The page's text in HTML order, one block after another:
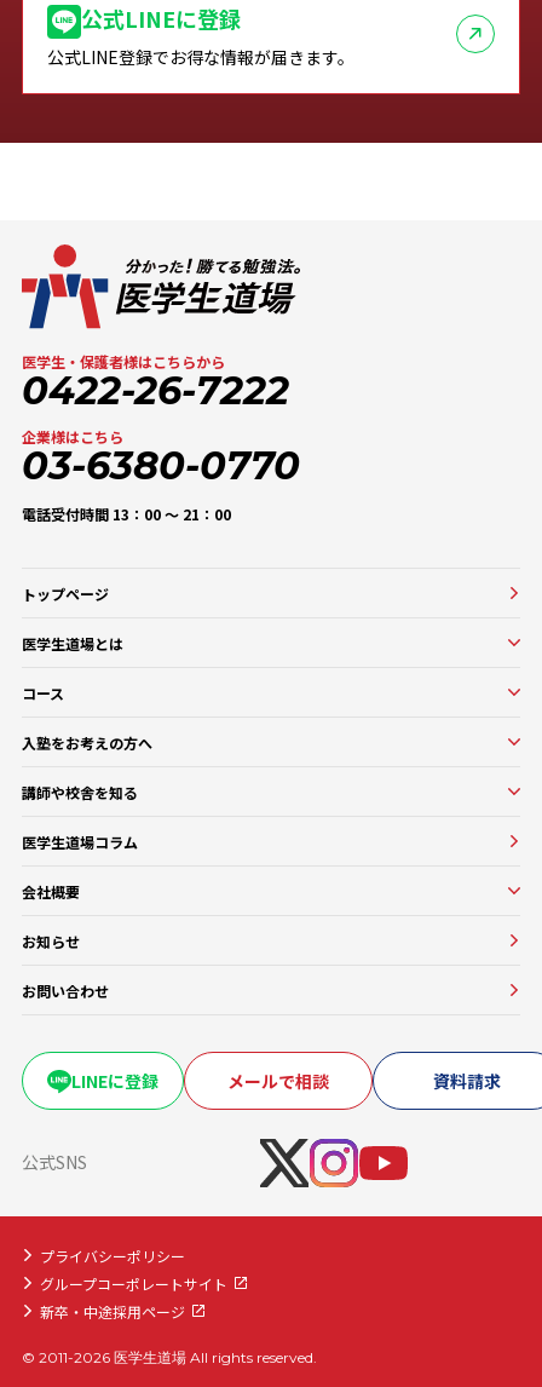
公式LINEに登録
公式LINE登録でお得な情報が届きます。
医学生・保護者様はこちらから
0422-26-7222
企業様はこちら
03-6380-0770
電話受付時間 13：00 〜 21：00
トップページ
医学生道場とは
口コミ・評判
コース
コース一覧
医学部基礎医学・生物学対策コース
医学部基礎医学・生物学対策コース
医学部CBT対策コース
医学部OSCE対策コース
卒業試験・医帰国家試験対策コース
海外医学部コース
医学部入学前生物学準備コース
医学部入学前物理学準備コース
入塾をお考えの方へ
入塾をお考えの方へ
よくある質問
講師や校舎を知る
講師・教務紹介
教務一覧
医学生道場コラム
会社概要
会社概要
お知らせ
お問い合わせ
LINEに登録 メールで相談 資料請求
公式SNS
プライバシーポリシー
グループコーポレートサイト
新卒・中途採用ページ
© 2011-2026 医学生道場 All rights reserved.